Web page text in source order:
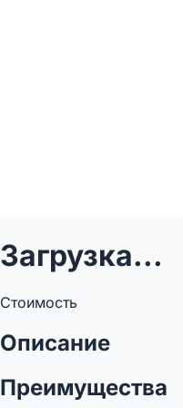
Загрузка...
Стоимость
Описание
Преимущества